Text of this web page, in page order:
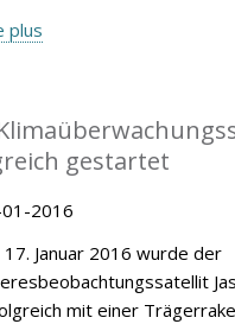
plus
gestartet
2016
17. Januar 2016 wurde der
mit einer